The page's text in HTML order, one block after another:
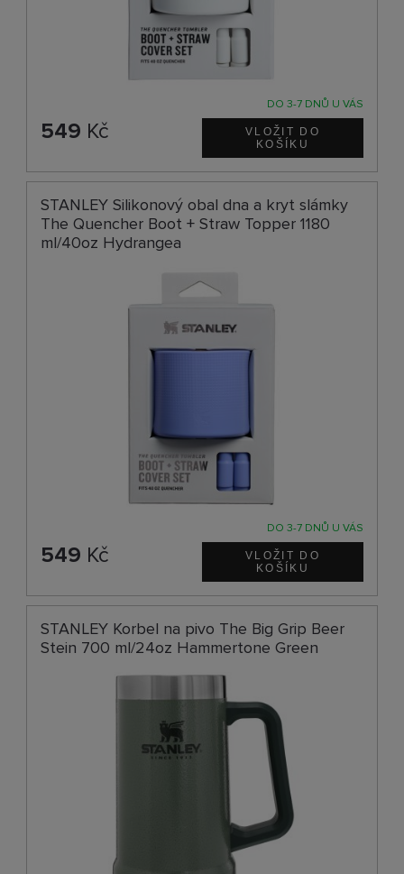
DO 3-7 DNŮ U VÁS
549 Kč
STANLEY Silikonový obal dna a kryt slámky
The Quencher Boot + Straw Topper 1180
ml/40oz Hydrangea
DO 3-7 DNŮ U VÁS
549 Kč
STANLEY Korbel na pivo The Big Grip Beer
Stein 700 ml/24oz Hammertone Green